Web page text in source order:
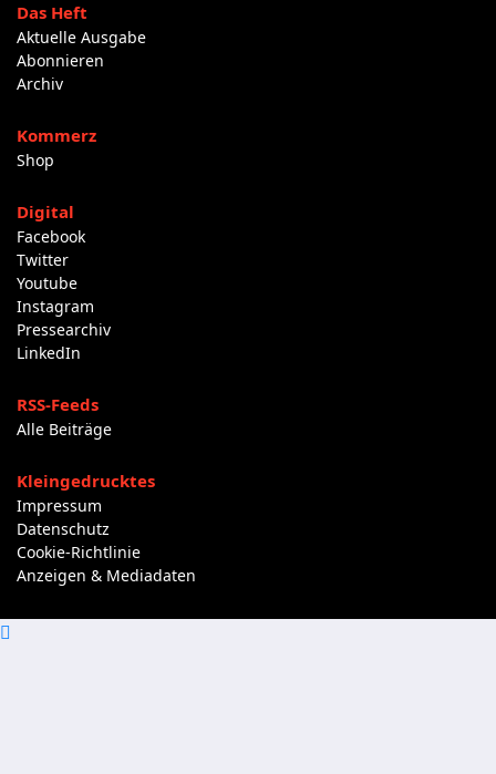
Das Heft
Aktuelle Ausgabe
Abonnieren
Archiv
Kommerz
Shop
Digital
Facebook
Twitter
Youtube
Instagram
Pressearchiv
LinkedIn
RSS-Feeds
Alle Beiträge
Kleingedrucktes
Impressum
Datenschutz
Cookie-Richtlinie
Anzeigen & Mediadaten